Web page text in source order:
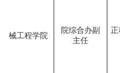
机械工程学院
院综合办副
主任
正